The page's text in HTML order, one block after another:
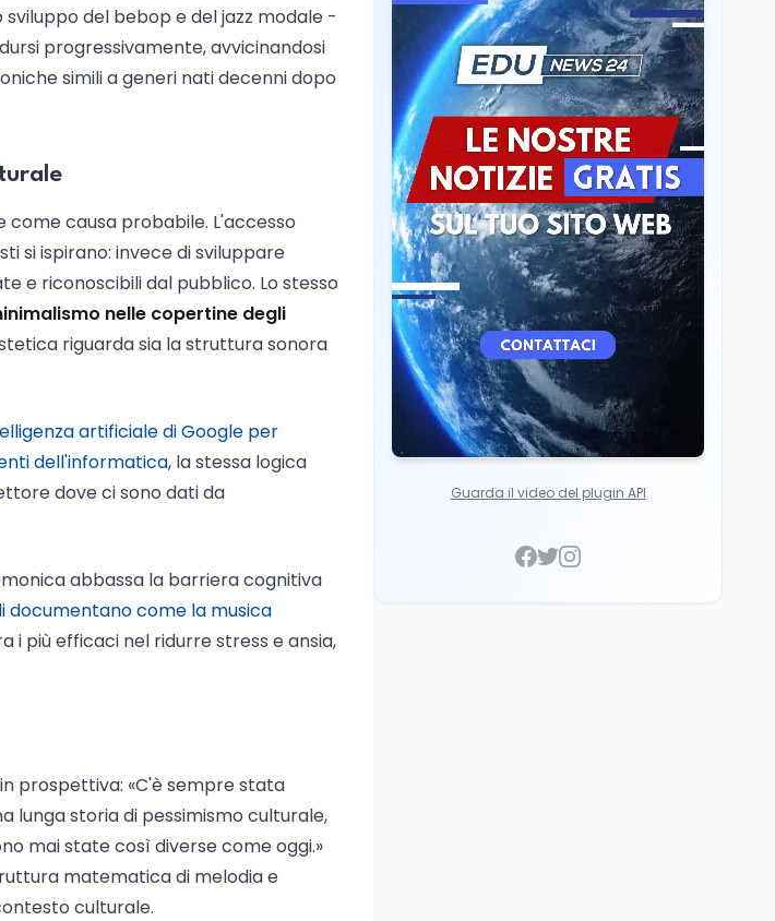
del bebop e del jazz modale -
progressivamente, avvicinandosi
simili a generi nati decenni dopo
come causa probabile. L'accesso
si ispirano: invece di sviluppare
e riconoscibili dal pubblico. Lo stesso
nelle copertine degli
riguarda sia la struttura sonora
artificiale di Google per
dell'informatica, la stessa logica
dove ci sono dati da
abbassa la barriera cognitiva
documentano come la musica
i più efficaci nel ridurre stress e ansia,
prospettiva: «C'è sempre stata
lunga storia di pessimismo culturale,
mai state così diverse come oggi.»
matematica di melodia e
culturale.
sale a 9,415 miliardi, c'è
la firma della ministra
Bernini sul decreto
Tecnologia8 ago
Il cloaking selettivo di
Time: ads invisibili solo
per i chatbot AI
Mondo8 ago
A Nonthaburi il killer
14enne era bullizzato: la
CZ-75 era del nonno
Guarda il video del plugin API